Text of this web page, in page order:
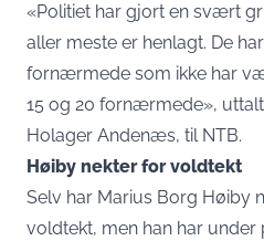
«Politiet har gjort en svært
aller meste er henlagt. De
fornærmede som ikke har
15 og 20 fornærmede»,
Holager Andenæs, til NTB.
Høiby nekter for voldtekt
Selv har Marius Borg Høiby
voldtekt, men han har